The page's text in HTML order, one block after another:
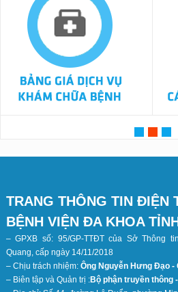
TRANG THÔNG TIN ĐIỆN
BỆNH VIỆN ĐA KHOA
– GPXB số: 95/GP-TTĐT của Sở Thông
Quang, cấp ngày 14/11/2018
– Chịu trách nhiệm: Ông Nguyễn Hưng Đạo -
– Biên tập và Quản trị :Bộ phận truyền thông